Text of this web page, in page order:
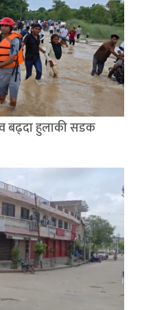
बढ्दा हुलाकी सडक